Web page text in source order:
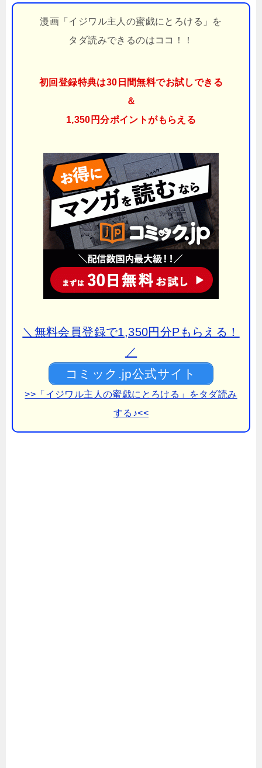
漫画「イジワル主人の蜜戯にとろける」を
タダ読みできるのはココ！！
初回登録特典は30日間無料でお試しできる
＆
1,350円分ポイントがもらえる
＼無料会員登録で1,350円分Pもらえる！
／
コミック.jp公式サイト
>>「イジワル主人の蜜戯にとろける」をタダ読み
する♪<<